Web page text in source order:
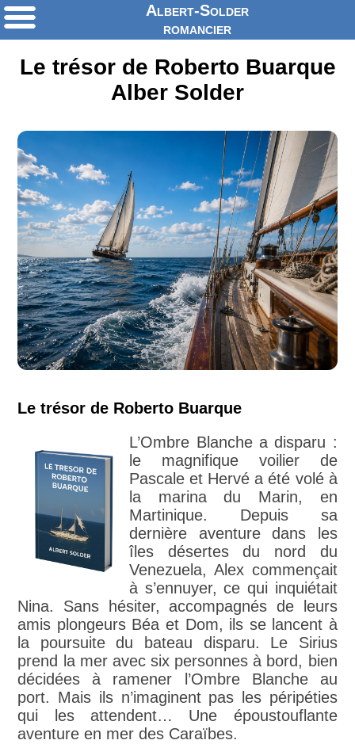
Albert-Solder
romancier
Le trésor de Roberto Buarque
Alber Solder
Le trésor de Roberto Buarque
L’Ombre Blanche a disparu :
le magnifique voilier de
Pascale et Hervé a été volé à
la marina du Marin, en
Martinique. Depuis sa
dernière aventure dans les
îles désertes du nord du
Venezuela, Alex commençait
à s’ennuyer, ce qui inquiétait
Nina. Sans hésiter, accompagnés de leurs
amis plongeurs Béa et Dom, ils se lancent à
la poursuite du bateau disparu. Le Sirius
prend la mer avec six personnes à bord, bien
décidées à ramener l’Ombre Blanche au
port. Mais ils n’imaginent pas les péripéties
qui les attendent… Une époustouflante
aventure en mer des Caraïbes.